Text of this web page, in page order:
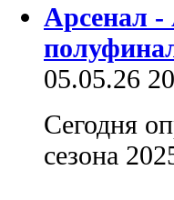
Арсенал -
05.05.26
Сегодня
сезона